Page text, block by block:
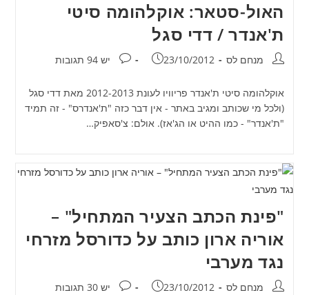
האול-סטאר: אוקלהומה סיטי
ת'אנדר / דדי סגל
מחבר:מנחם לס פורסם:
23/10/2012 תגובות:
יש 94 תגובות
אוקלהומה סיטי ת'אנדר פריוויו לעונת 2012-2013 מאת דדי סגל
(ולכל מי שכותב ומגיב באתר - אין דבר כזה "ת'אנדרס" - זה תמיד
"ת'אנדר" - כמו ההיט או הג'אז). אולם: צ'סאפיק…
"פינת הכתב הצעיר המתחיל" –
אוריה ארון כותב על כדורסל מזרחי
נגד מערבי
מחבר:מנחם לס פורסם:
23/10/2012 תגובות:
יש 30 תגובות